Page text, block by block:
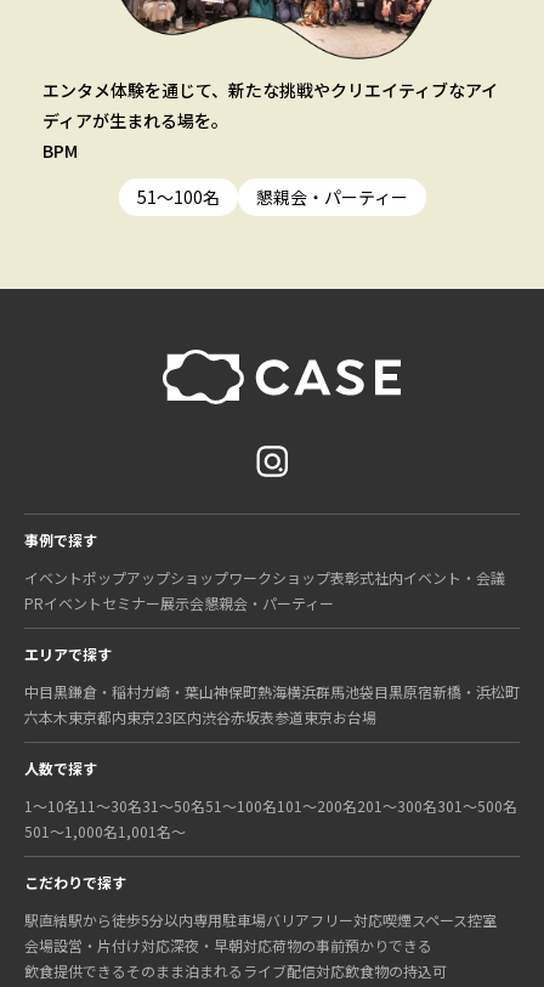
エンタメ体験を通じて、新たな挑戦やクリエイティブなアイ
ディアが生まれる場を。
BPM
51〜100名
懇親会・パーティー
事例で探す
イベントポップアップショップワークショップ表彰式社内イベント・会議
PRイベントセミナー展示会懇親会・パーティー
エリアで探す
中目黒鎌倉・稲村ガ崎・葉山神保町熱海横浜群馬池袋目黒原宿新橋・浜松町
六本木東京都内東京23区内渋谷赤坂表参道東京お台場
人数で探す
1〜10名11〜30名31〜50名51〜100名101〜200名201〜300名301〜500名
501〜1,000名1,001名〜
こだわりで探す
駅直結駅から徒歩5分以内専用駐車場バリアフリー対応喫煙スペース控室
会場設営・片付け対応深夜・早朝対応荷物の事前預かりできる
飲食提供できるそのまま泊まれる ライブ配信対応飲食物の持込可